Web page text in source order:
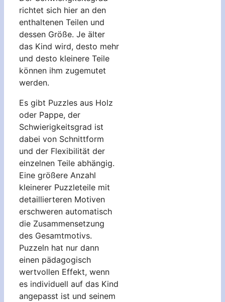
richtet sich hier an den
enthaltenen Teilen und
dessen Größe. Je älter
das Kind wird, desto mehr
und desto kleinere Teile
können ihm zugemutet
werden.
Es gibt Puzzles aus Holz
oder Pappe, der
Schwierigkeitsgrad ist
dabei von Schnittform
und der Flexibilität der
einzelnen Teile abhängig.
Eine größere Anzahl
kleinerer Puzzleteile mit
detaillierteren Motiven
erschweren automatisch
die Zusammensetzung
des Gesamtmotivs.
Puzzeln hat nur dann
einen pädagogisch
wertvollen Effekt, wenn
es individuell auf das Kind
angepasst ist und seinem